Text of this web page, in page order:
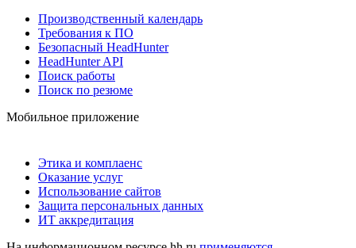
Производственный календарь
Требования к ПО
Безопасный HeadHunter
HeadHunter API
Поиск работы
Поиск по резюме
Мобильное приложение
Этика и комплаенс
Оказание услуг
Использование сайтов
Защита персональных данных
ИТ аккредитация